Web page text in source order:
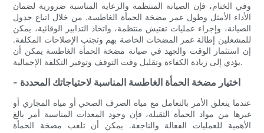
وفي الختام، فإن الصيانة المنتظمة والرعاية المناسبة ضرورية لضمان
الأداء الأمثل وطول عمر مضخة الحمأة الغاطسة. من خلال اتباع جدول
الصيانة، وإجراء عمليات تفتيش منتظمة، واتخاذ التدابير الوقائية، يمكن
للمشغلين إطالة عمر المضخات الخاصة بهم وتجنب الإصلاحات المكلفة.
إن استثمار الوقت والجهد في صيانة مضخة الحمأة الغاطسة يمكن أن
يؤدي إلى زيادة الكفاءة وتقليل وقت التوقف وتوفير التكلفة الإجمالية.
- اختيار مضخة الحمأة الغاطسة المناسبة لاحتياجاتك المحددة
عندما يتعلق الأمر بالتعامل مع مياه الصرف الصحي أو مياه المجاري أو
غيرها من مواد الحمأة الثقيلة، فإن وجود المعدات المناسبة أمر بالغ
الأهمية للعمليات الفعالة والناجعة. يمكن أن تلعب مضخة الحمأة